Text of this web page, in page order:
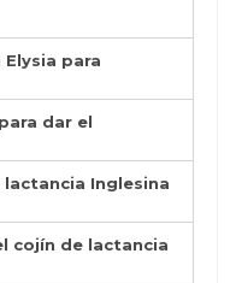
para
dar el
lactancia Inglesina
cojín de lactancia